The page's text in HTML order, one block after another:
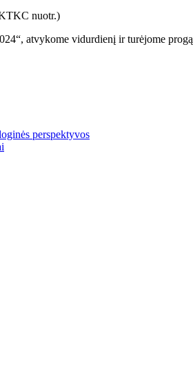
atvykome vidurdienį ir turėjome
perspektyvos